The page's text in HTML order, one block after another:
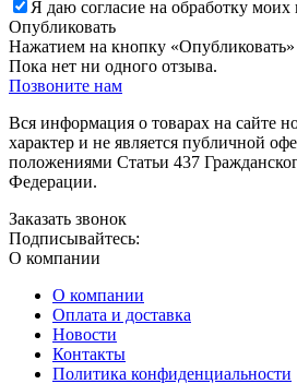
Я даю согласие на обработку
Опубликовать
Нажатием на кнопку «Опубликовать»
Пока нет ни одного отзыва.
Позвоните нам
Вся информация о товарах на сайте
характер и не является публичной
положениями Статьи 437
Федерации.
Заказать звонок
Подписывайтесь:
О компании
О компании
Оплата и доставка
Новости
Контакты
Политика конфиденциальности